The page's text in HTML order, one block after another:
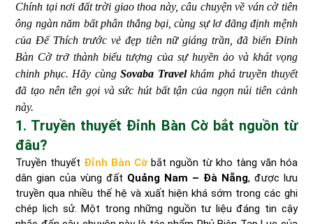
Chính tại nơi đất trời giao thoa này, câu chuyện về ván cờ tiên
ông ngàn năm bất phân thắng bại, cùng sự lơ đãng định mệnh
của Đế Thích trước vẻ đẹp tiên nữ giáng trần, đã biến Đỉnh
Bàn Cờ trở thành biểu tượng của sự huyền ảo và khát vọng
chinh phục. Hãy cùngSovaba Travelkhám phá truyền thuyết
đã tạo nên tên gọi và sức hút bất tận của ngọn núi tiên cảnh
này.
1. Truyền thuyết Đỉnh Bàn Cờ bắt nguồn từ
đâu?
Truyền thuyết Đỉnh Bàn Cờ bắt nguồn từ kho tàng văn hóa
dân gian của vùng đất Quảng Nam – Đà Nẵng, được lưu
truyền qua nhiều thế hệ và xuất hiện khá sớm trong các ghi
chép lịch sử. Một trong những nguồn tư liệu đáng tin cậy